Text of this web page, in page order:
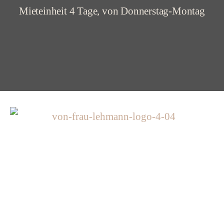
Mieteinheit 4 Tage, von Donnerstag-Montag